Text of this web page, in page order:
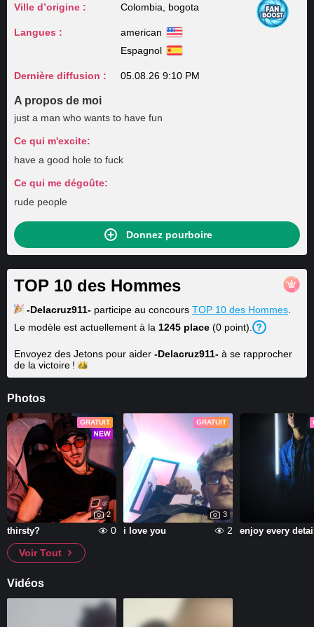
Ville d’origine : Colombia, bogota
Langues :
american
Espagnol
Dernière diffusion : 05.08.26 9:10 PM
A propos de moi
just a man who wants to have fun
Ce qui m'excite:
have a good hole to fuck
Ce qui me dégoûte:
rude people
Donnez pourboire
TOP 10 des Hommes
-Delacruz911- participe au concours TOP 10 des Hommes
Le modèle est actuellement à la 1245 place (0 point).
Envoyez des Jetons pour aider -Delacruz911- à se rapprocher
de la victoire !
Photos
GRATUIT
2
thirsty? 0
GRATUIT
3
i love you 2 enjoy every
Voir Tout
Vidéos